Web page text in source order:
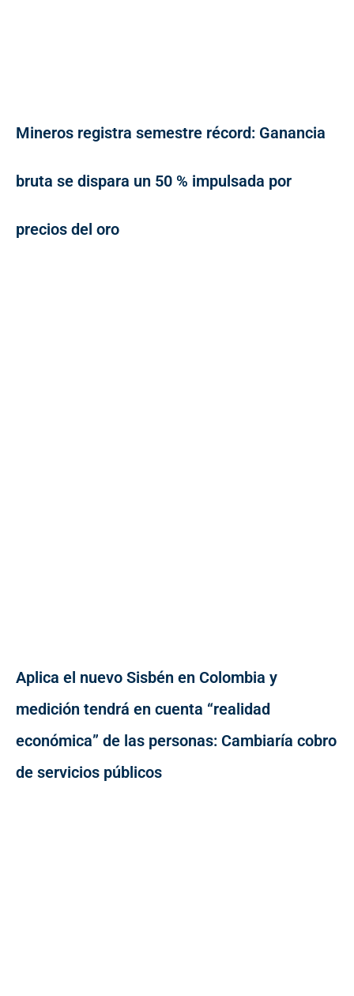
Mineros registra semestre récord: Ganancia
bruta se dispara un 50 % impulsada por
precios del oro
Aplica el nuevo Sisbén en Colombia y
medición tendrá en cuenta “realidad
económica” de las personas: Cambiaría cobro
de servicios públicos